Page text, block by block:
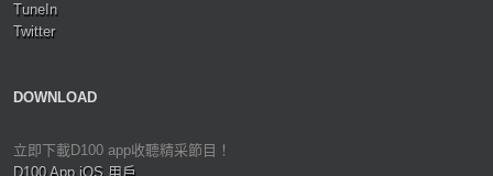
TuneIn
Twitter
DOWNLOAD
立即下載D100 app收聽精采節目！
D100 App iOS 用戶